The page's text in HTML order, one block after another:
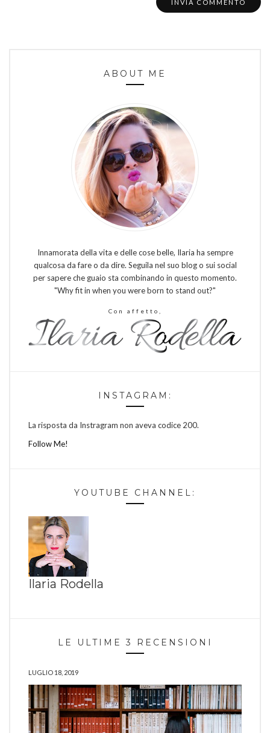
ABOUT ME
Innamorata della vita e delle cose belle, Ilaria ha sempre
qualcosa da fare o da dire. Seguila nel suo blog o sui social
per sapere che guaio sta combinando in questo momento.
"Why fit in when you were born to stand out?"
Con affetto,
INSTAGRAM:
La risposta da Instragram non aveva codice 200.
Follow Me!
YOUTUBE CHANNEL:
Ilaria Rodella
LE ULTIME 3 RECENSIONI
LUGLIO 18, 2019